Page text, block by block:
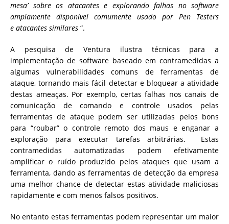
mesa’ sobre os atacantes e explorando falhas no software
amplamente disponível comumente usado por Pen Testers
e atacantes similares “.
A pesquisa de Ventura ilustra técnicas para a
implementação de software baseado em contramedidas a
algumas vulnerabilidades comuns de ferramentas de
ataque, tornando mais fácil detectar e bloquear a atividade
destas ameaças. Por exemplo, certas falhas nos canais de
comunicação de comando e controle usados ​​pelas
ferramentas de ataque podem ser utilizadas pelos bons
para “roubar” o controle remoto dos maus e enganar a
exploração para executar tarefas arbitrárias. Estas
contramedidas automatizadas podem efetivamente
amplificar o ruído produzido pelos ataques que usam a
ferramenta, dando as ferramentas de detecção da empresa
uma melhor chance de detectar estas atividade maliciosas
rapidamente e com menos falsos positivos.
No entanto estas ferramentas podem representar um maior